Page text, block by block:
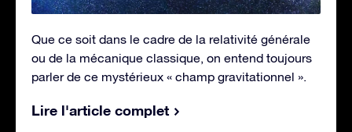
Que ce soit dans le cadre de la relativité générale
ou de la mécanique classique, on entend toujours
parler de ce mystérieux « champ gravitationnel ».
Lire l'article complet